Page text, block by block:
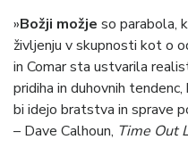
»Božji možje so parabola,
življenju v skupnosti kot o
in Comar sta ustvarila
pridiha in duhovnih
bi idejo bratstva in sprave
– Dave Calhoun, Time Out